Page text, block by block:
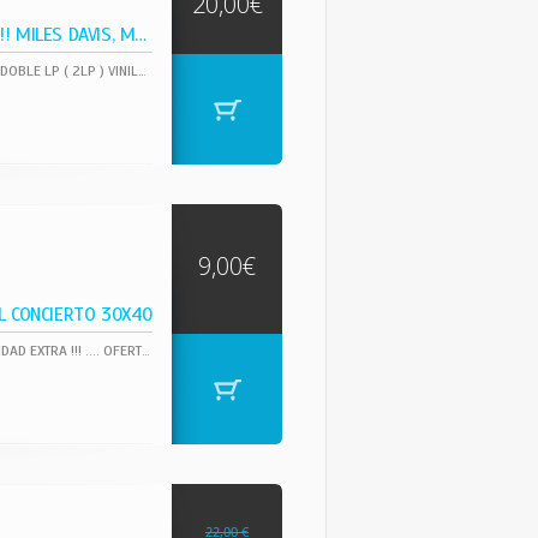
2LPS / ORG. EDIT. USA !! MILES DAVIS, MAX ROACH
UNA DE LAS MAS GRADES JOYAS DEL JAZZ, UN DOCUMENTO HISTORICO !! ORIG EDT USA / DOBLE LP ( 2LP ) VINILO EN EXC IMPCABLE ESTE LP ES UNA ESPECTACULAR QUE SIRVE DE INTRODUCCIÓN A ESTA LEYENDA DEL JAZZ. COLECCION CON GRABACIONES DEL AÑO 1947 (PARA SAVOY Y DIAL) CON MAX ROACH, TOMMY POTTER, DUKE JORDAN, ARVIN GARRISON, VIC MACMILLAN, ROY PORTER Y OTROS
CONCIERTO 30X40
REPRODUCCION DEL HISTORICO CARTEL - CONCIERTO, IMPRESO EN PAPEL GRUESO DE CALIDAD EXTRA !!! .... OFERTA !!! ..COMPRA 4 CARTELES POR SOLO 30 EUR !!! PUEDES ELEGIRLOS ENTRE TODAS LAS REF QUE OFRECEMOS. DECORA LAS PAREDES CON TUS CARTELES, POSTERS FAVORITOS.PARA TAMAÑO A4. 30X40 CM,
9,00€
22,00 €